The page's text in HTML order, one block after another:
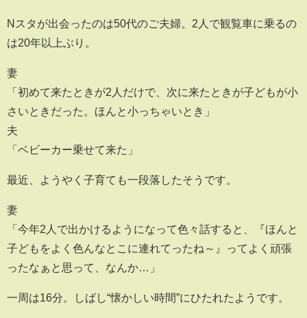
Nスタが出会ったのは50代のご夫婦。2人で観覧車に乗るの
は20年以上ぶり。
妻
「初めて来たときが2人だけで、次に来たときが子どもが小
さいときだった。ほんと小っちゃいとき」
夫
「ベビーカー乗せて来た」
最近、ようやく子育ても一段落したそうです。
妻
「今年2人で出かけるようになって色々話すると、『ほんと
子どもをよく色んなとこに連れてったね～』ってよく頑張
ったなぁと思って、なんか…」
一周は16分。しばし“懐かしい時間”にひたれたようです。